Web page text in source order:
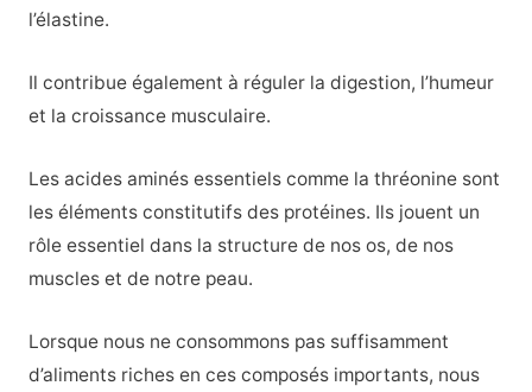
l’élastine.
Il contribue également à réguler la digestion, l’humeur
et la croissance musculaire.
Les acides aminés essentiels comme la thréonine sont
les éléments constitutifs des protéines. Ils jouent un
rôle essentiel dans la structure de nos os, de nos
muscles et de notre peau.
Lorsque nous ne consommons pas suffisamment
d’aliments riches en ces composés importants, nous